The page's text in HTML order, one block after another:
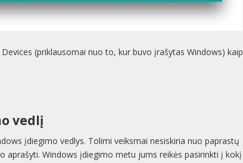
(priklausomai nuo to, kur buvo įrašytas Windows) kaip
vedlį
įdiegimo vedlys. Tolimi veiksmai nesiskiria nuo paprastų
Windows įdiegimo metu jums reikės pasirinkti į kokį